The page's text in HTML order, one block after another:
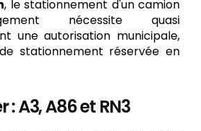
, le stationnement d'un camion
nécessite quasi
une autorisation municipale,
stationnement réservée en
A3, A86 et RN3